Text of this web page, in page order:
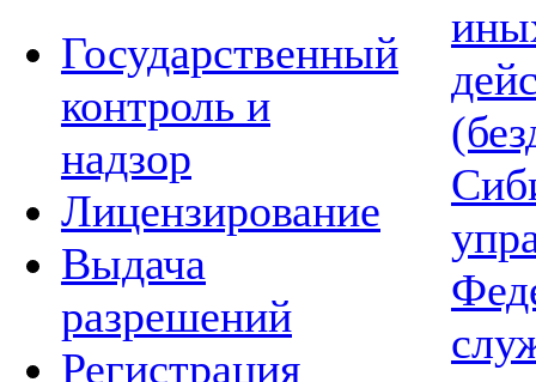
Государственный
контроль и
надзор
Лицензирование
Выдача
разрешений
Регистрация